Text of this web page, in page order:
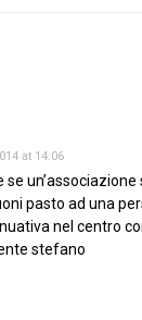
at 14:06
se
pasto ad una
nel centro
stefano